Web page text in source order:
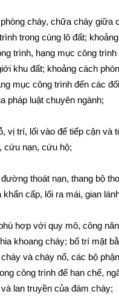
cháy, chữa cháy giữa
trong cùng lô đất;
trình, hạng mục công trình
khu đất; khoảng cách
mục công trình đến các
pháp luật chuyên ngành;
vị trí, lối vào để tiếp cận và
cứu nạn, cứu hộ;
thoát nạn, thang bộ
cấp, lối ra mái, gian
hợp với quy mô, công
khoang cháy; bố trí mặt
và cháy nổ, các bộ
công trình để hạn chế,
lan truyền của đám cháy;